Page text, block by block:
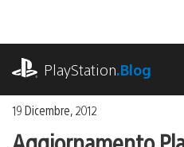
contenuto
PlayStation.Blog
19 Dicembre, 2012